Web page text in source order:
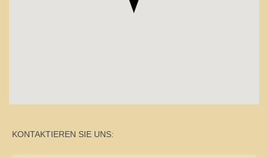
KONTAKTIEREN SIE UNS: